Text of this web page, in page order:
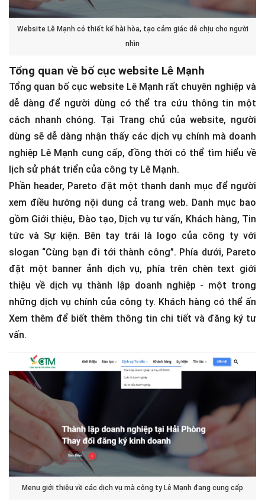
Website Lê Mạnh có thiết kế hài hòa, tạo cảm giác dễ chịu cho người
nhìn
Tổng quan về bố cục website Lê Mạnh
Tổng quan bố cục website Lê Mạnh rất chuyên nghiệp và
dễ dàng để người dùng có thể tra cứu thông tin một
cách nhanh chóng. Tại Trang chủ của website, người
dùng sẽ dễ dàng nhận thấy các dịch vụ chính mà doanh
nghiệp Lê Mạnh cung cấp, đồng thời có thể tìm hiểu về
lịch sử phát triển của công ty Lê Mạnh.
Phần header, Pareto đặt một thanh danh mục để người
xem điều hướng nội dung cả trang web. Danh mục bao
gồm Giới thiệu, Đào tạo, Dịch vụ tư vấn, Khách hàng, Tin
tức và Sự kiện. Bên tay trái là logo của công ty với
slogan “Cùng bạn đi tới thành công”. Phía dưới, Pareto
đặt một banner ảnh dịch vụ, phía trên chèn text giới
thiệu về dịch vụ thành lập doanh nghiệp - một trong
những dịch vụ chính của công ty. Khách hàng có thể ấn
Xem thêm để biết thêm thông tin chi tiết và đăng ký tư
vấn.
Menu giới thiệu về các dịch vụ mà công ty Lê Mạnh đang cung cấp